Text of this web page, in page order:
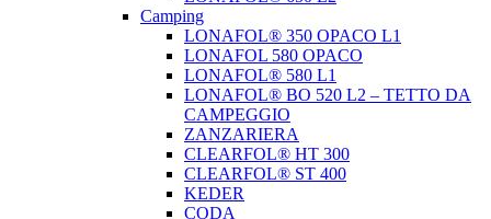
Camping
LONAFOL® 350 OPACO L1
LONAFOL 580 OPACO
LONAFOL® 580 L1
LONAFOL® BO 520 L2 – TETTO DA
CAMPEGGIO
ZANZARIERA
CLEARFOL® HT 300
CLEARFOL® ST 400
KEDER
CODA